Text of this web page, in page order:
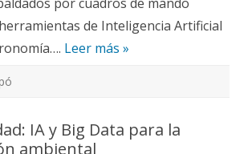
de Inteligencia Artificial
Leer más »
IA y Big Data para la
ambiental